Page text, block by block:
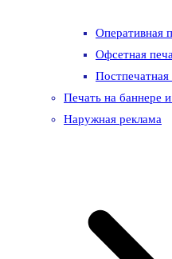
Оперативная
Офсетная
Постпечатная
Печать на баннере
Наружная реклама